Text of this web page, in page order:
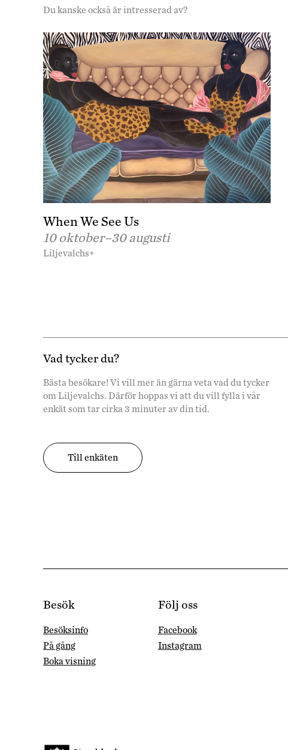
Du kanske också är intresserad av?
When We See Us
10 oktober–30 augusti
Liljevalchs+
Vad tycker du?
Bästa besökare! Vi vill mer än gärna veta vad du tycker
om Liljevalchs. Därför hoppas vi att du vill fylla i vår
enkät som tar cirka 3 minuter av din tid.
Till enkäten
Besök
Besöksinfo
På gång
Boka visning
Följ oss
Facebook
Instagram